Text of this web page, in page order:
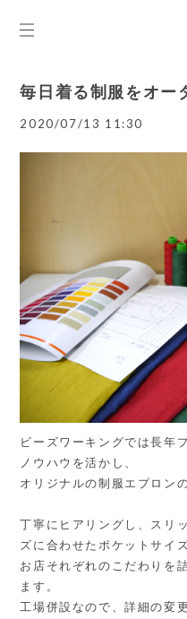
毎日着る制服をオー
2020/07/13 11:30
ビーズワーキングでは長年
ノウハウを活かし、
オリジナルの制服エプロン
丁寧にヒアリングし、スリ
ズに合わせたポケットサイ
お店それぞれのこだわりを
ます。
工場併設なので、詳細の変